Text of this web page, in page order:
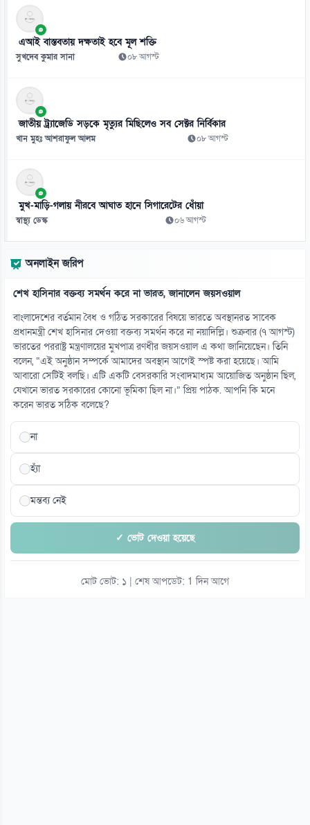
০৯ আগস্ট
১০
মধ্যবয়সে দীর্ঘক্ষণ টিভি দেখলে কমতে পারে মস্তিষ্কের সক্ষমতা
১১
বাংলাদেশের ডিজিটাল অর্থনীতির সম্ভাবনায় বাধা দক্ষতার ঘাটতি
০৯ আগস্ট
১২
ট্রাম্প-সমর্থিত প্রেসিডেন্টের প্রথম দিনেই কলম্বিয়ায় বোমা হামলা
০৯ আগস্ট
০৯ আগস্ট
১৪
তারার মৃত্যুর শুরু থেকে শেষ দেখলেন বিজ্ঞানীরা
০৯ আগস্ট
১৫
হাসপাতালের ভুলে দুই পরিবারে বড় হলেন দুই নারী
০৯ আগস্ট
এআই বাস্তবতায় দক্ষতাই হবে মূল শক্তি
সুখদেব কুমার সানা ০৮ আগস্ট
জাতীয় ট্র্যাজেডি সড়কে মৃত্যুর মিছিলেও সব সেক্টর নির্বিকার
খান মুহঃ আশরাফুল আলম ০৮ আগস্ট
মুখ-মাড়ি-গলায় নীরবে আঘাত হানে সিগারেটের ধোঁয়া
স্বাস্থ্য ডেস্ক ০৬ আগস্ট
অনলাইন জরিপ
শেখ হাসিনার বক্তব্য সমর্থন করে না ভারত, জানালেন জয়সওয়াল
বাংলাদেশের বর্তমান বৈধ ও গঠিত সরকারের বিষয়ে ভারতে অবস্থানরত সাবেক
প্রধানমন্ত্রী শেখ হাসিনার দেওয়া বক্তব্য সমর্থন করে না নয়াদিল্লি। শুক্রবার (৭ আগস্ট)
ভারতের পররাষ্ট্র মন্ত্রণালয়ের মুখপাত্র রণধীর জয়সওয়াল এ কথা জানিয়েছেন। তিনি
বলেন, “এই অনুষ্ঠান সম্পর্কে আমাদের অবস্থান আগেই স্পষ্ট করা হয়েছে। আমি
আবারো সেটিই বলছি। এটি একটি বেসরকারি সংবাদমাধ্যম আয়োজিত অনুষ্ঠান ছিল,
যেখানে ভারত সরকারের কোনো ভূমিকা ছিল না।” প্রিয় পাঠক. আপনি কি মনে
করেন ভারত সঠিক বলেছে?
না
হ্যাঁ
মন্তব্য নেই
✓ ভোট দেওয়া হয়েছে
মোট ভোট: ১ | শেষ আপডেট: 1 দিন আগে